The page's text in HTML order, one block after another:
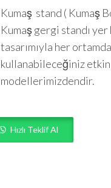
Kumaş stand ( Kumaş
Kumaş gergi standı
tasarımıyla her
kullanabileceğiniz
modellerimizdendir.
Hızlı Teklif Al